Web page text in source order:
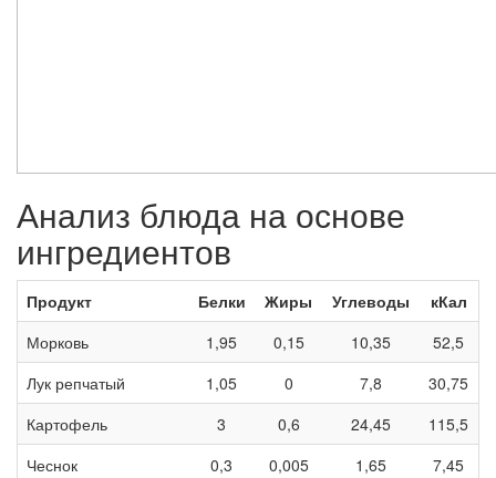
Анализ блюда на основе
ингредиентов
Продукт Белки Жиры Углеводы
кКал
Морковь
1,95 0,15 10,35
52,5
Лук репчатый
1,05 0 7,8
30,75
Картофель
3 0,6 24,45
115,5
Чеснок
0,3 0,005 1,65
7,45